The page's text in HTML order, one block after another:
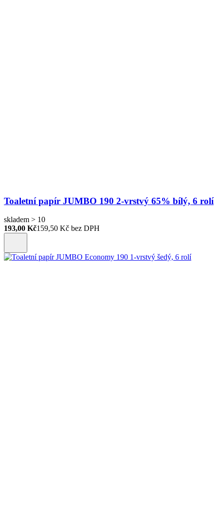
Toaletní papír JUMBO 190 2-vrstvý 65% bílý, 6 rolí
skladem > 10
193,00 Kč159,50 Kč bez DPH